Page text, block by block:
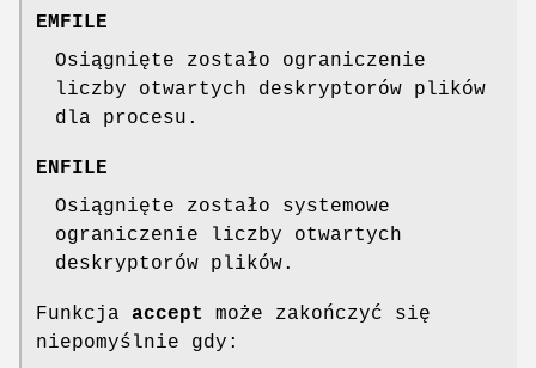
EMFILE
Osiągnięte zostało ograniczenie
liczby otwartych deskryptorów plików
dla procesu.
ENFILE
Osiągnięte zostało systemowe
ograniczenie liczby otwartych
deskryptorów plików.
Funkcja accept
może zakończyć się
niepomyślnie gdy: